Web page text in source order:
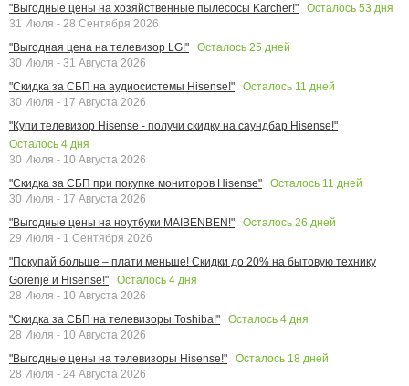
"Выгодные цены на хозяйственные пылесосы Karcher!"
Осталось 53 дня
31 Июля - 28 Сентября 2026
"Выгодная цена на телевизор LG!"
Осталось 25 дней
30 Июля - 31 Августа 2026
"Скидка за СБП на аудиосистемы Hisense!"
Осталось 11 дней
30 Июля - 17 Августа 2026
"Купи телевизор Hisense - получи скидку на саундбар Hisense!"
Осталось 4 дня
30 Июля - 10 Августа 2026
"Скидка за СБП при покупке мониторов Hisense"
Осталось 11 дней
30 Июля - 17 Августа 2026
"Выгодные цены на ноутбуки MAIBENBEN!"
Осталось 26 дней
29 Июля - 1 Сентября 2026
"Покупай больше – плати меньше! Скидки до 20% на бытовую технику
Gorenje и Hisense!"
Осталось 4 дня
28 Июля - 10 Августа 2026
"Скидка за СБП на телевизоры Toshiba!"
Осталось 4 дня
28 Июля - 10 Августа 2026
"Выгодные цены на телевизоры Hisense!"
Осталось 18 дней
28 Июля - 24 Августа 2026